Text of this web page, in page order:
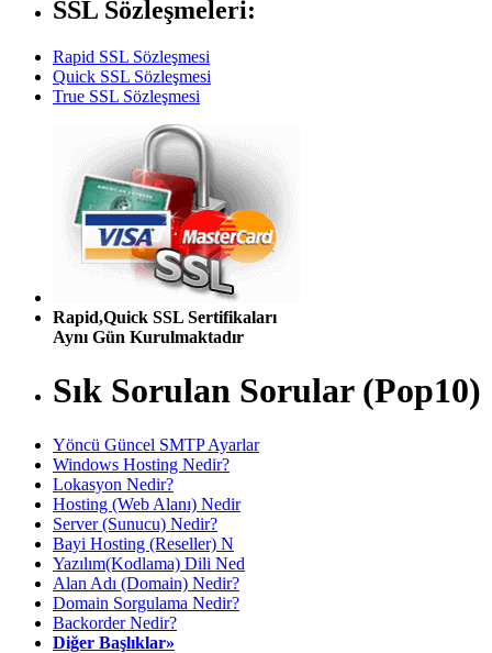
SSL Sözleşmeleri:
Rapid SSL Sözleşmesi
Quick SSL Sözleşmesi
True SSL Sözleşmesi
Rapid,Quick SSL Sertifikaları
Aynı Gün Kurulmaktadır
Sık Sorulan Sorular (Pop10)
Yöncü Güncel SMTP Ayarlar
Windows Hosting Nedir?
Lokasyon Nedir?
Hosting (Web Alanı) Nedir
Server (Sunucu) Nedir?
Bayi Hosting (Reseller) N
Yazılım(Kodlama) Dili Ned
Alan Adı (Domain) Nedir?
Domain Sorgulama Nedir?
Backorder Nedir?
Diğer Başlıklar»